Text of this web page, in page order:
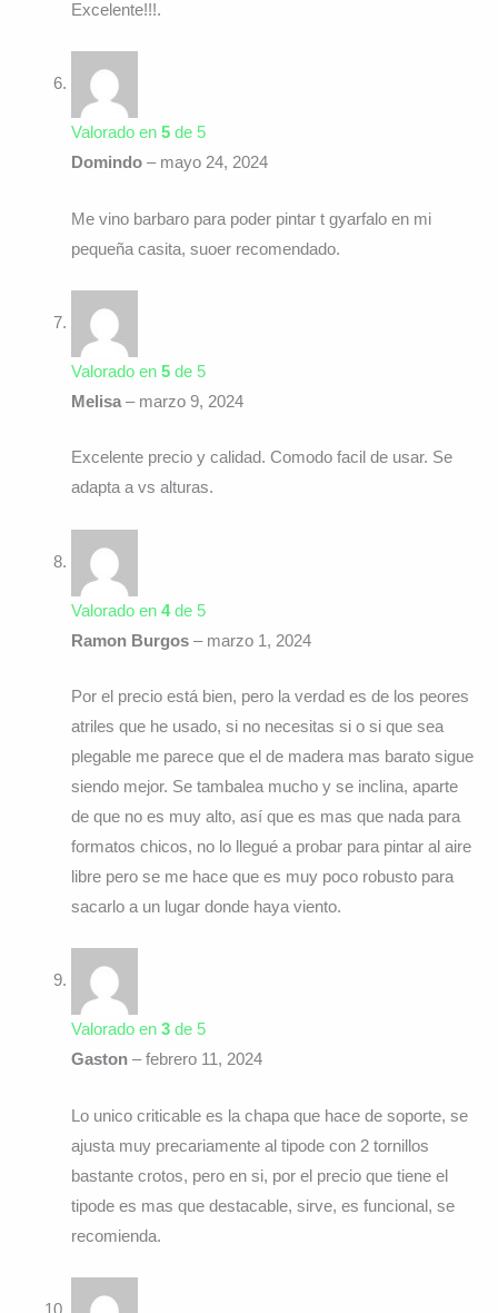
Excelente!!!.
Valorado en 5de 5
Domindo – mayo 24, 2024
Me vino barbaro para poder pintar t gyarfalo en mi
pequeña casita, suoer recomendado.
Valorado en 5de 5
Melisa – marzo 9, 2024
Excelente precio y calidad. Comodo facil de usar. Se
adapta a vs alturas.
Valorado en 4de 5
Ramon Burgos – marzo 1, 2024
Por el precio está bien, pero la verdad es de los peores
atriles que he usado, si no necesitas si o si que sea
plegable me parece que el de madera mas barato sigue
siendo mejor. Se tambalea mucho y se inclina, aparte
de que no es muy alto, así que es mas que nada para
formatos chicos, no lo llegué a probar para pintar al aire
libre pero se me hace que es muy poco robusto para
sacarlo a un lugar donde haya viento.
Valorado en 3de 5
Gaston – febrero 11, 2024
Lo unico criticable es la chapa que hace de soporte, se
ajusta muy precariamente al tipode con 2 tornillos
bastante crotos, pero en si, por el precio que tiene el
tipode es mas que destacable, sirve, es funcional, se
recomienda.